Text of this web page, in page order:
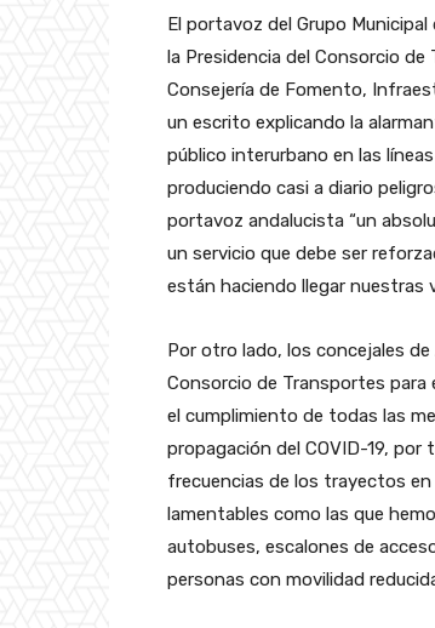
El portavoz del Grupo
la Presidencia del Consorcio
Consejería de Fomento,
un escrito explicando la
público interurbano en las
produciendo casi a diario
portavoz andalucista “un
un servicio que debe ser
están haciendo llegar nuestras
Por otro lado, los concejales
Consorcio de Transportes
el cumplimiento de todas las
propagación del COVID-19,
frecuencias de los trayectos
lamentables como las que
autobuses, escalones de
personas con movilidad